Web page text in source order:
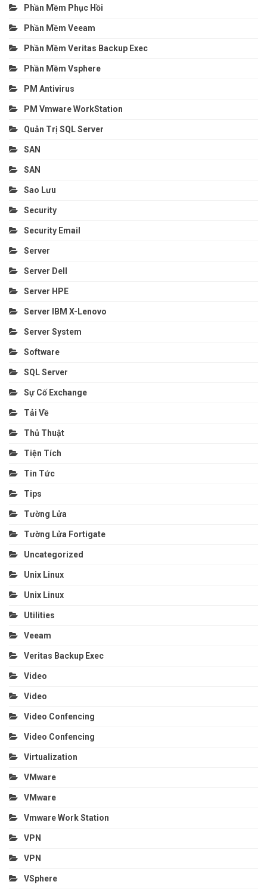
Phần Mềm Phục Hồi
Phần Mềm Veeam
Phần Mềm Veritas Backup Exec
Phần Mềm Vsphere
PM Antivirus
PM Vmware WorkStation
Quản Trị SQL Server
SAN
SAN
Sao Lưu
Security
Security Email
Server
Server Dell
Server HPE
Server IBM X-Lenovo
Server System
Software
SQL Server
Sự Cố Exchange
Tải Về
Thủ Thuật
Tiện Tích
Tin Tức
Tips
Tường Lửa
Tường Lửa Fortigate
Uncategorized
Unix Linux
Unix Linux
Utilities
Veeam
Veritas Backup Exec
Video
Video
Video Confencing
Video Confencing
Virtualization
VMware
VMware
Vmware Work Station
VPN
VPN
VSphere